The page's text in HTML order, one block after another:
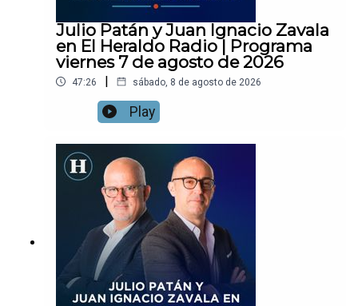
Julio Patán y Juan Ignacio Zavala
en El Heraldo Radio | Programa
viernes 7 de agosto de 2026
47:26 | sábado, 8 de agosto de 2026
Play